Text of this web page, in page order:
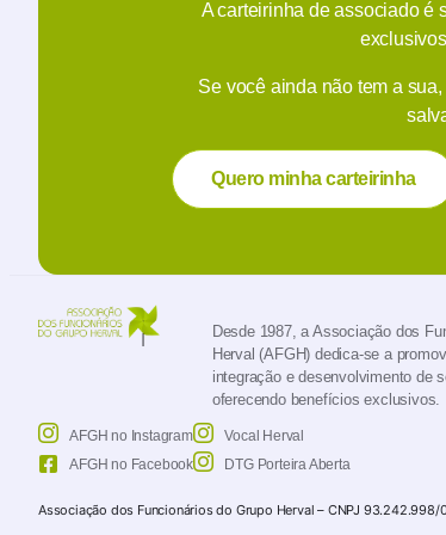
A carteirinha de associado é
Se você ainda não tem a
Quero minha carteirinha
Desde 1987, a Associação dos
Herval (AFGH) dedica-se a
integração e desenvolvimento de
oferecendo benefícios exclusivos.
AFGH no Instagram
AFGH no Facebook
Vocal Herval
DTG Porteira Aberta
Associação dos Funcionários do Grupo Herval – CNPJ 93.242.998/